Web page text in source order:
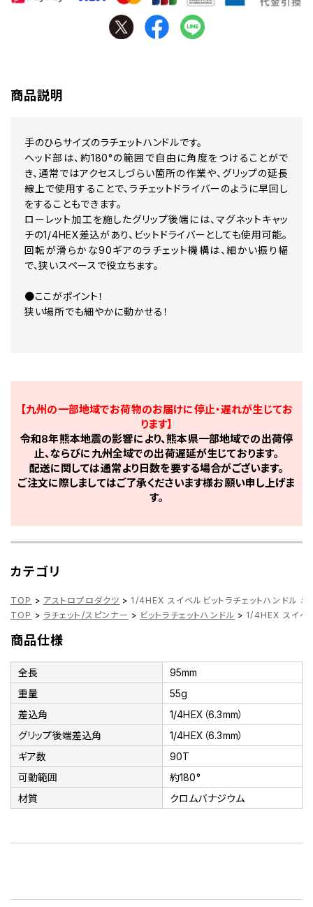
商品説明
手のひらサイズのラチェットハンドルです。
ヘッド部は、約180°の範囲で自由に角度をつけることがで
き、通常ではアクセスしづらい箇所の作業や、グリップの延長
線上で使用することで、ラチェットドライバーのように早回し
をすることもできます。
ローレット加工を施したグリップ後端には、マグネットキャッ
チの1/4HEX差込があり、ビットドライバーとしても使用可能。
回転が滑らかな90ギアのラチェット機構は、細かい振り幅
で、狭いスペースで役立ちます。
●ここがポイント！
狭い場所でも細やかに動かせる！
【九州の一部地域でお荷物のお届けに停止・遅れが生じてお
ります】
令和8年熊本地震の影響により、熊本県一部地域での出荷停
止、ならびに九州全域での出荷遅延が生じております。
配送に関しては通常より日数を要する場合がございます。
ご注文に際しましてはご了承くださいます様お願い申し上げま
す。
カテゴリ
TOP > アストロプロダクツ > 1/4HEX スイベルビットラチェットハンドル
TOP > ラチェット/スピンナー > ビットラチェットハンドル > 1/4HEX スイベ
商品仕様
全長
95mm
重量
55g
差込角
1/4HEX（6.3mm）
グリップ後端差込角
1/4HEX（6.3mm）
ギア数
90T
可動範囲
約180°
材質
クロムバナジウム